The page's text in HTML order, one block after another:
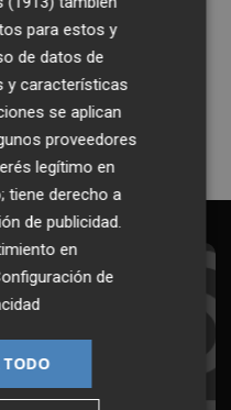
de
tu correo
Boletín
para estos y
de datos de
y características
se aplican
proveedores
legítimo en
tiene derecho a
de publicidad.
en
de
TODO